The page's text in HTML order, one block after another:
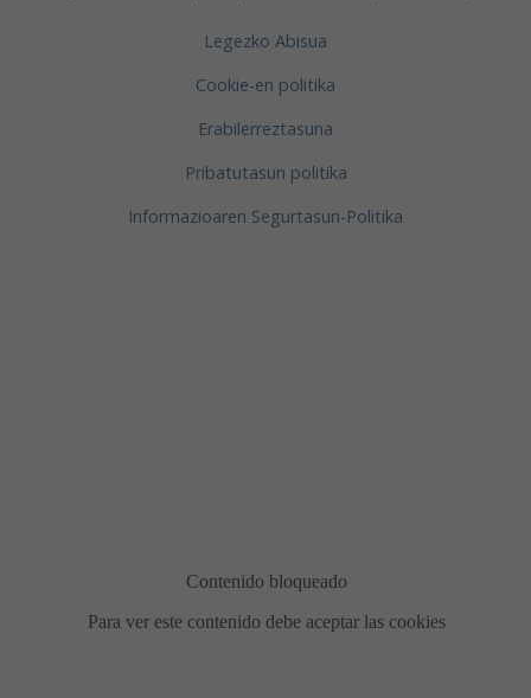
Legezko Abisua
Cookie-en politika
Erabilerreztasuna
Pribatutasun politika
Informazioaren Segurtasun-Politika